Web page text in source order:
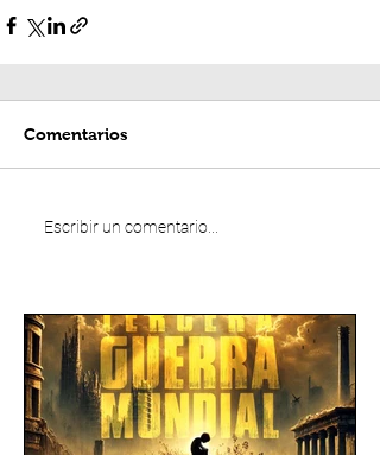
Comentarios
Escribir un comentario...